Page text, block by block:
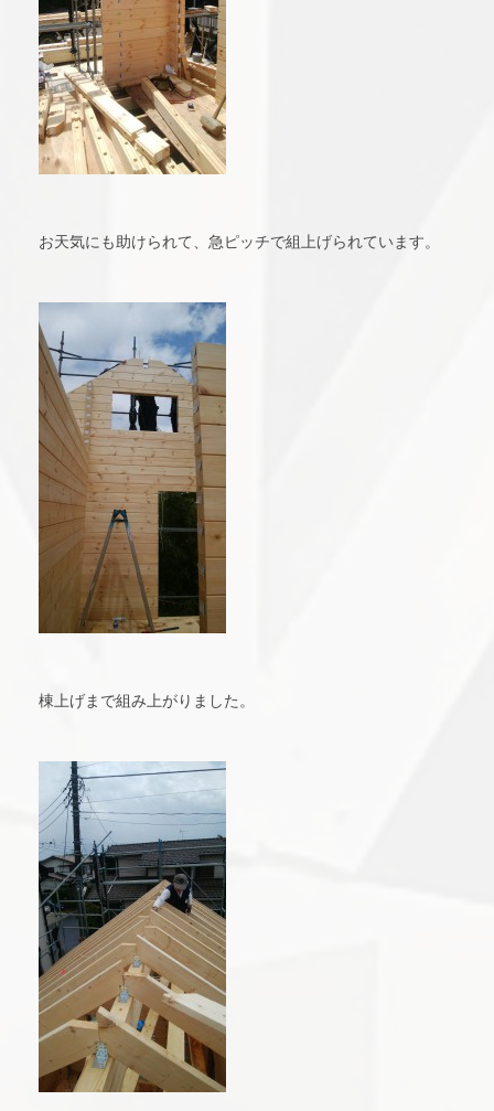
お天気にも助けられて、急ピッチで組上げられています。
棟上げまで組み上がりました。